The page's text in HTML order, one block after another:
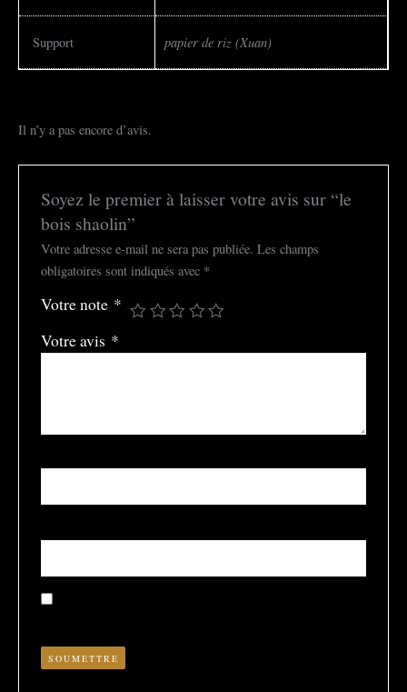
Support papier de riz (Xuan)
Il n’y a pas encore d’avis.
Soyez le premier à laisser votre avis sur “le
bois shaolin”
Votre adresse e-mail ne sera pas publiée. Les champs
obligatoires sont indiqués avec *
Votre note *
Votre avis *